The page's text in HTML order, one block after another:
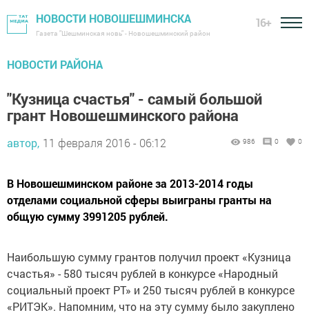
НОВОСТИ НОВОШЕШМИНСКА
Газета "Шешминская новь" - Новошешминский район
16+
НОВОСТИ РАЙОНА
"Кузница счастья" - самый большой
грант Новошешминского района
автор, 11 февраля 2016 - 06:12 986 0 0
В Новошешминском районе за 2013-2014 годы
отделами социальной сферы выиграны гранты на
общую сумму 3991205 рублей.
Наибольшую сумму грантов получил проект «Кузница
счастья» - 580 тысяч рублей в конкурсе «Народный
социальный проект РТ» и 250 тысяч рублей в конкурсе
«РИТЭК». Напомним, что на эту сумму было закуплено